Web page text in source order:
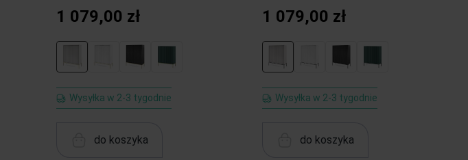
1 079,00 zł
Wysyłka w 2-3 tygodnie
do koszyka
1 079,00 zł
Wysyłka w 2-3 tygodnie
do koszyka